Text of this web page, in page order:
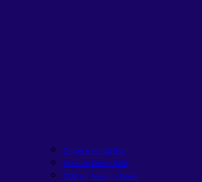
O que é renda fixa
Tesouro Direto Selic
CDB ou Tesouro Direto